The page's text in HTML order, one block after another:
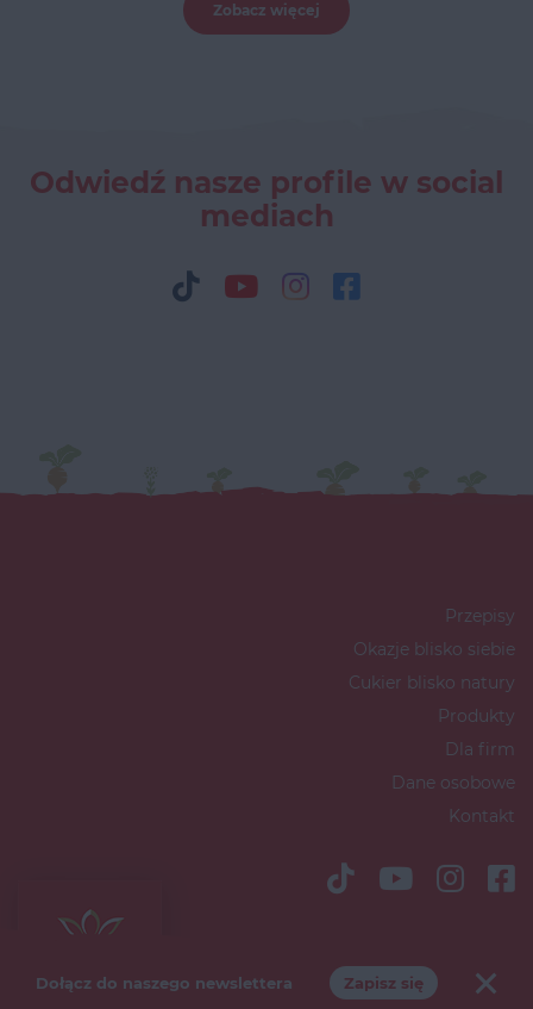
Zobacz więcej
Odwiedź nasze profile w social
mediach
Dołącz do naszego newslettera Zapisz się
Przepisy
Okazje blisko siebie
Cukier blisko natury
Produkty
Dla firm
Dane osobowe
Kontakt
Polityka marketingowa
Polityka prywatności